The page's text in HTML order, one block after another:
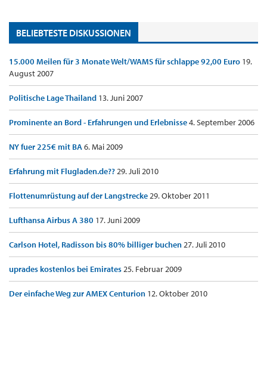
BELIEBTESTE DISKUSSIONEN
15.000 Meilen für 3 Monate Welt/WAMS für schlappe 92,00 Euro 19.
August 2007
Politische Lage Thailand 13. Juni 2007
Prominente an Bord - Erfahrungen und Erlebnisse4. September 2006
NY fuer 225€ mit BA6. Mai 2009
Erfahrung mit Flugladen.de??29. Juli 2010
Flottenumrüstung auf der Langstrecke29. Oktober 2011
Lufthansa Airbus A 380 17. Juni 2009
Carlson Hotel, Radisson bis 80% billiger buchen27. Juli 2010
uprades kostenlos bei Emirates25. Februar 2009
Der einfache Weg zur AMEX Centurion 12. Oktober 2010